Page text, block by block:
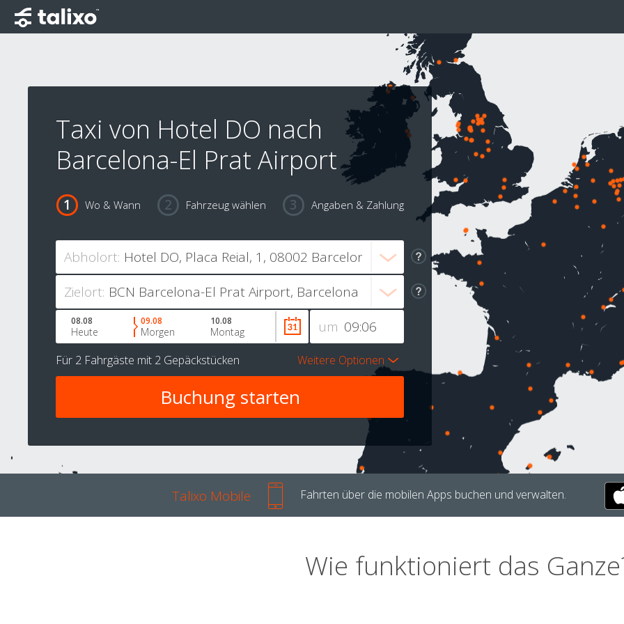
Taxi von Hotel DO nach
Barcelona-El Prat Airport
Wo & Wann Fahrzeug wählen Angaben & Zahlung
Abholort:
Zielort:
um
08.08
Heute
09.08
Morgen
10.08
Montag
Für 2 Fahrgäste mit 2 Gepäckstücken Weitere Optionen
Talixo Mobile Fahrten über die mobilen Apps buchen und verwalten.
Wie funktioniert das